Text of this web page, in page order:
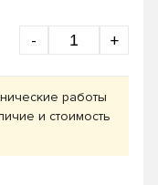
- +
работы
и стоимость